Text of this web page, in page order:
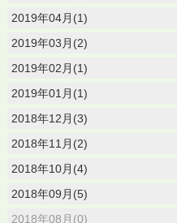
2019年04月(1)
2019年03月(2)
2019年02月(1)
2019年01月(1)
2018年12月(3)
2018年11月(2)
2018年10月(4)
2018年09月(5)
2018年08月(0)